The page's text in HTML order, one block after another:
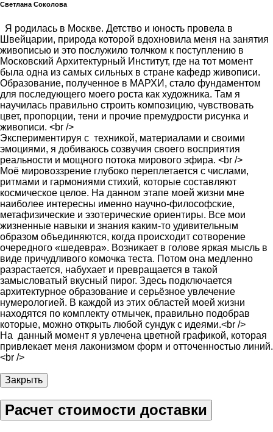
Светлана Соколова
Я родилась в Москве. Детство и юность провела в
Швейцарии, природа которой вдохновила меня на занятия
живописью и это послужило толчком к поступлению в
Московский Архитектурный Институт, где на тот момент
была одна из самых сильных в стране кафедр живописи.
Образование, полученное в МАРХИ, стало фундаментом
для последующего моего роста как художника. Там я
научилась правильно строить композицию, чувствовать
цвет, пропорции, тени и прочие премудрости рисунка и
живописи. <br />
Экспериментируя с техникой, материалами и своими
эмоциями, я добиваюсь созвучия своего восприятия
реальности и мощного потока мирового эфира. <br />
Моё мировоззрение глубоко переплетается с числами,
ритмами и гармониями стихий, которые составляют
космическое целое. На данном этапе моей жизни мне
наиболее интересны именно научно-философские,
метафизические и эзотерические ориентиры. Все мои
жизненные навыки и знания каким-то удивительным
образом объединяются, когда происходит сотворение
очередного «шедевра». Возникает в голове яркая мысль в
виде причудливого комочка теста. Потом она медленно
разрастается, набухает и превращается в такой
замысловатый вкусный пирог. Здесь подключается
архитектурное образование и серьёзное увлечение
нумерологией. В каждой из этих областей моей жизни
находятся по комплекту отмычек, правильно подобрав
которые, можно открыть любой сундук с идеями.<br />
На данный момент я увлечена цветной графикой, которая
привлекает меня лаконизмом форм и отточенностью линий.
<br />
Закрыть
Расчет стоимости доставки